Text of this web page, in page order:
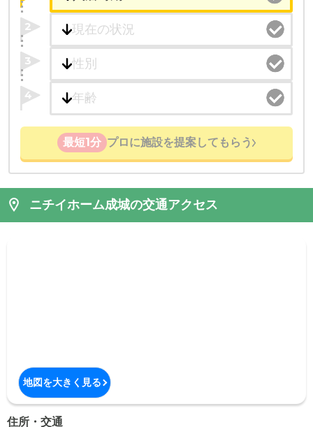
2
3
4
最短1分 プロに施設を提案してもらう
ニチイホーム成城の交通アクセス
地図を大きく見る
住所・交通